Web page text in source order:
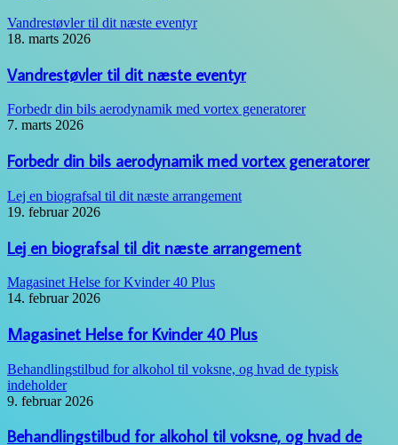
Vandrestøvler til dit næste eventyr
18. marts 2026
Vandrestøvler til dit næste eventyr
Forbedr din bils aerodynamik med vortex generatorer
7. marts 2026
Forbedr din bils aerodynamik med vortex generatorer
Lej en biografsal til dit næste arrangement
19. februar 2026
Lej en biografsal til dit næste arrangement
Magasinet Helse for Kvinder 40 Plus
14. februar 2026
Magasinet Helse for Kvinder 40 Plus
Behandlingstilbud for alkohol til voksne, og hvad de typisk
indeholder
9. februar 2026
Behandlingstilbud for alkohol til voksne, og hvad de